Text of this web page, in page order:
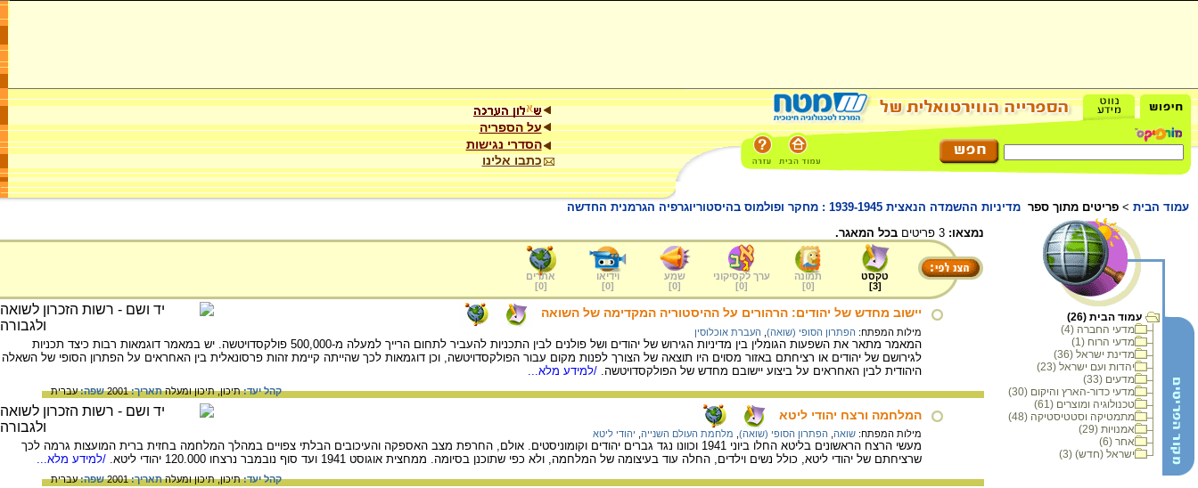
על הספריה
הסדרי נגישות
כתבו אלינו
עמוד הבית > פריטים מתוך ספר מדיניות ההשמדה הנאצית 1939-1945 : מחקר ופולמוס בהיסטוריוגרפיה הגרמנית החדשה
עמוד הבית (26)
מדעי החברה (4)
מדעי הרוח (1)
מדינת ישראל (36)
יהדות ועם ישראל (23)
מדעים (33)
מדעי כדור-הארץ והיקום (30)
טכנולוגיה ומוצרים (61)
מתמטיקה וסטטיסטיקה (48)
אמנויות (29)
אחר (6)
ישראל (חדש) (3)
נמצאו: בכל המאגר.
טקסט
[
3
]
תמונה
[
0
]
ערך לקסיקוני
[
0
]
שמע
[
0
]
וידיאו
[
0
]
אתרים
[
0
]
יישוב מחדש של יהודים: הרהורים על ההיסטוריה המקדימה של השואה
מילות המפתח: הפתרון הסופי (שואה) העברת אוכלוסין
המאמר מתאר את השפעות הגומלין בין מדיניות הגירוש של יהודים ושל פולנים לבין התכניות להעביר לתחום הרייך למעלה מ-500,000 פולקסדויטשה. יש במאמר דוגמאות רבות כיצד תכניות
לגירושם של יהודים או רציחתם באזור מסוים היו תוצאה של הצורך לפנות מקום עבור הפולקסדויטשה, וכן דוגמאות לכך שהייתה קיימת זהות פרסונאלית בין האחראים על הפתרון הסופי של השאלה
היהודית לבין האחראים על ביצוע יישובם מחדש של הפולקסדויטשה. /למידע מלא...
קהל יעד:תיכון,תיכון ומעלהתאריך:2001 שפה:עברית
המלחמה ורצח יהודי ליטא
מילות המפתח: שואה הפתרון הסופי (שואה) מלחמת העולם השנייה יהודי ליטא
מעשי הרצח הראשונים בליטא החלו ביוני 1941 וכוונו נגד גברים יהודים וקומוניסטים. אולם, החרפת מצב האספקה והעיכובים הבלתי צפויים במהלך המלחמה בחזית ברית המועצות גרמה לכך
שרציחתם של יהודי ליטא, כולל נשים וילדים, החלה עוד בעיצומה של המלחמה, ולא כפי שתוכנן בסיומה. ממחצית אוגוסט 1941 ועד סוף נובמבר נרצחו 120.000 יהודי ליטא.
/למידע מלא...
קהל יעד:תיכון,תיכון ומעלהתאריך:2001 שפה:עברית